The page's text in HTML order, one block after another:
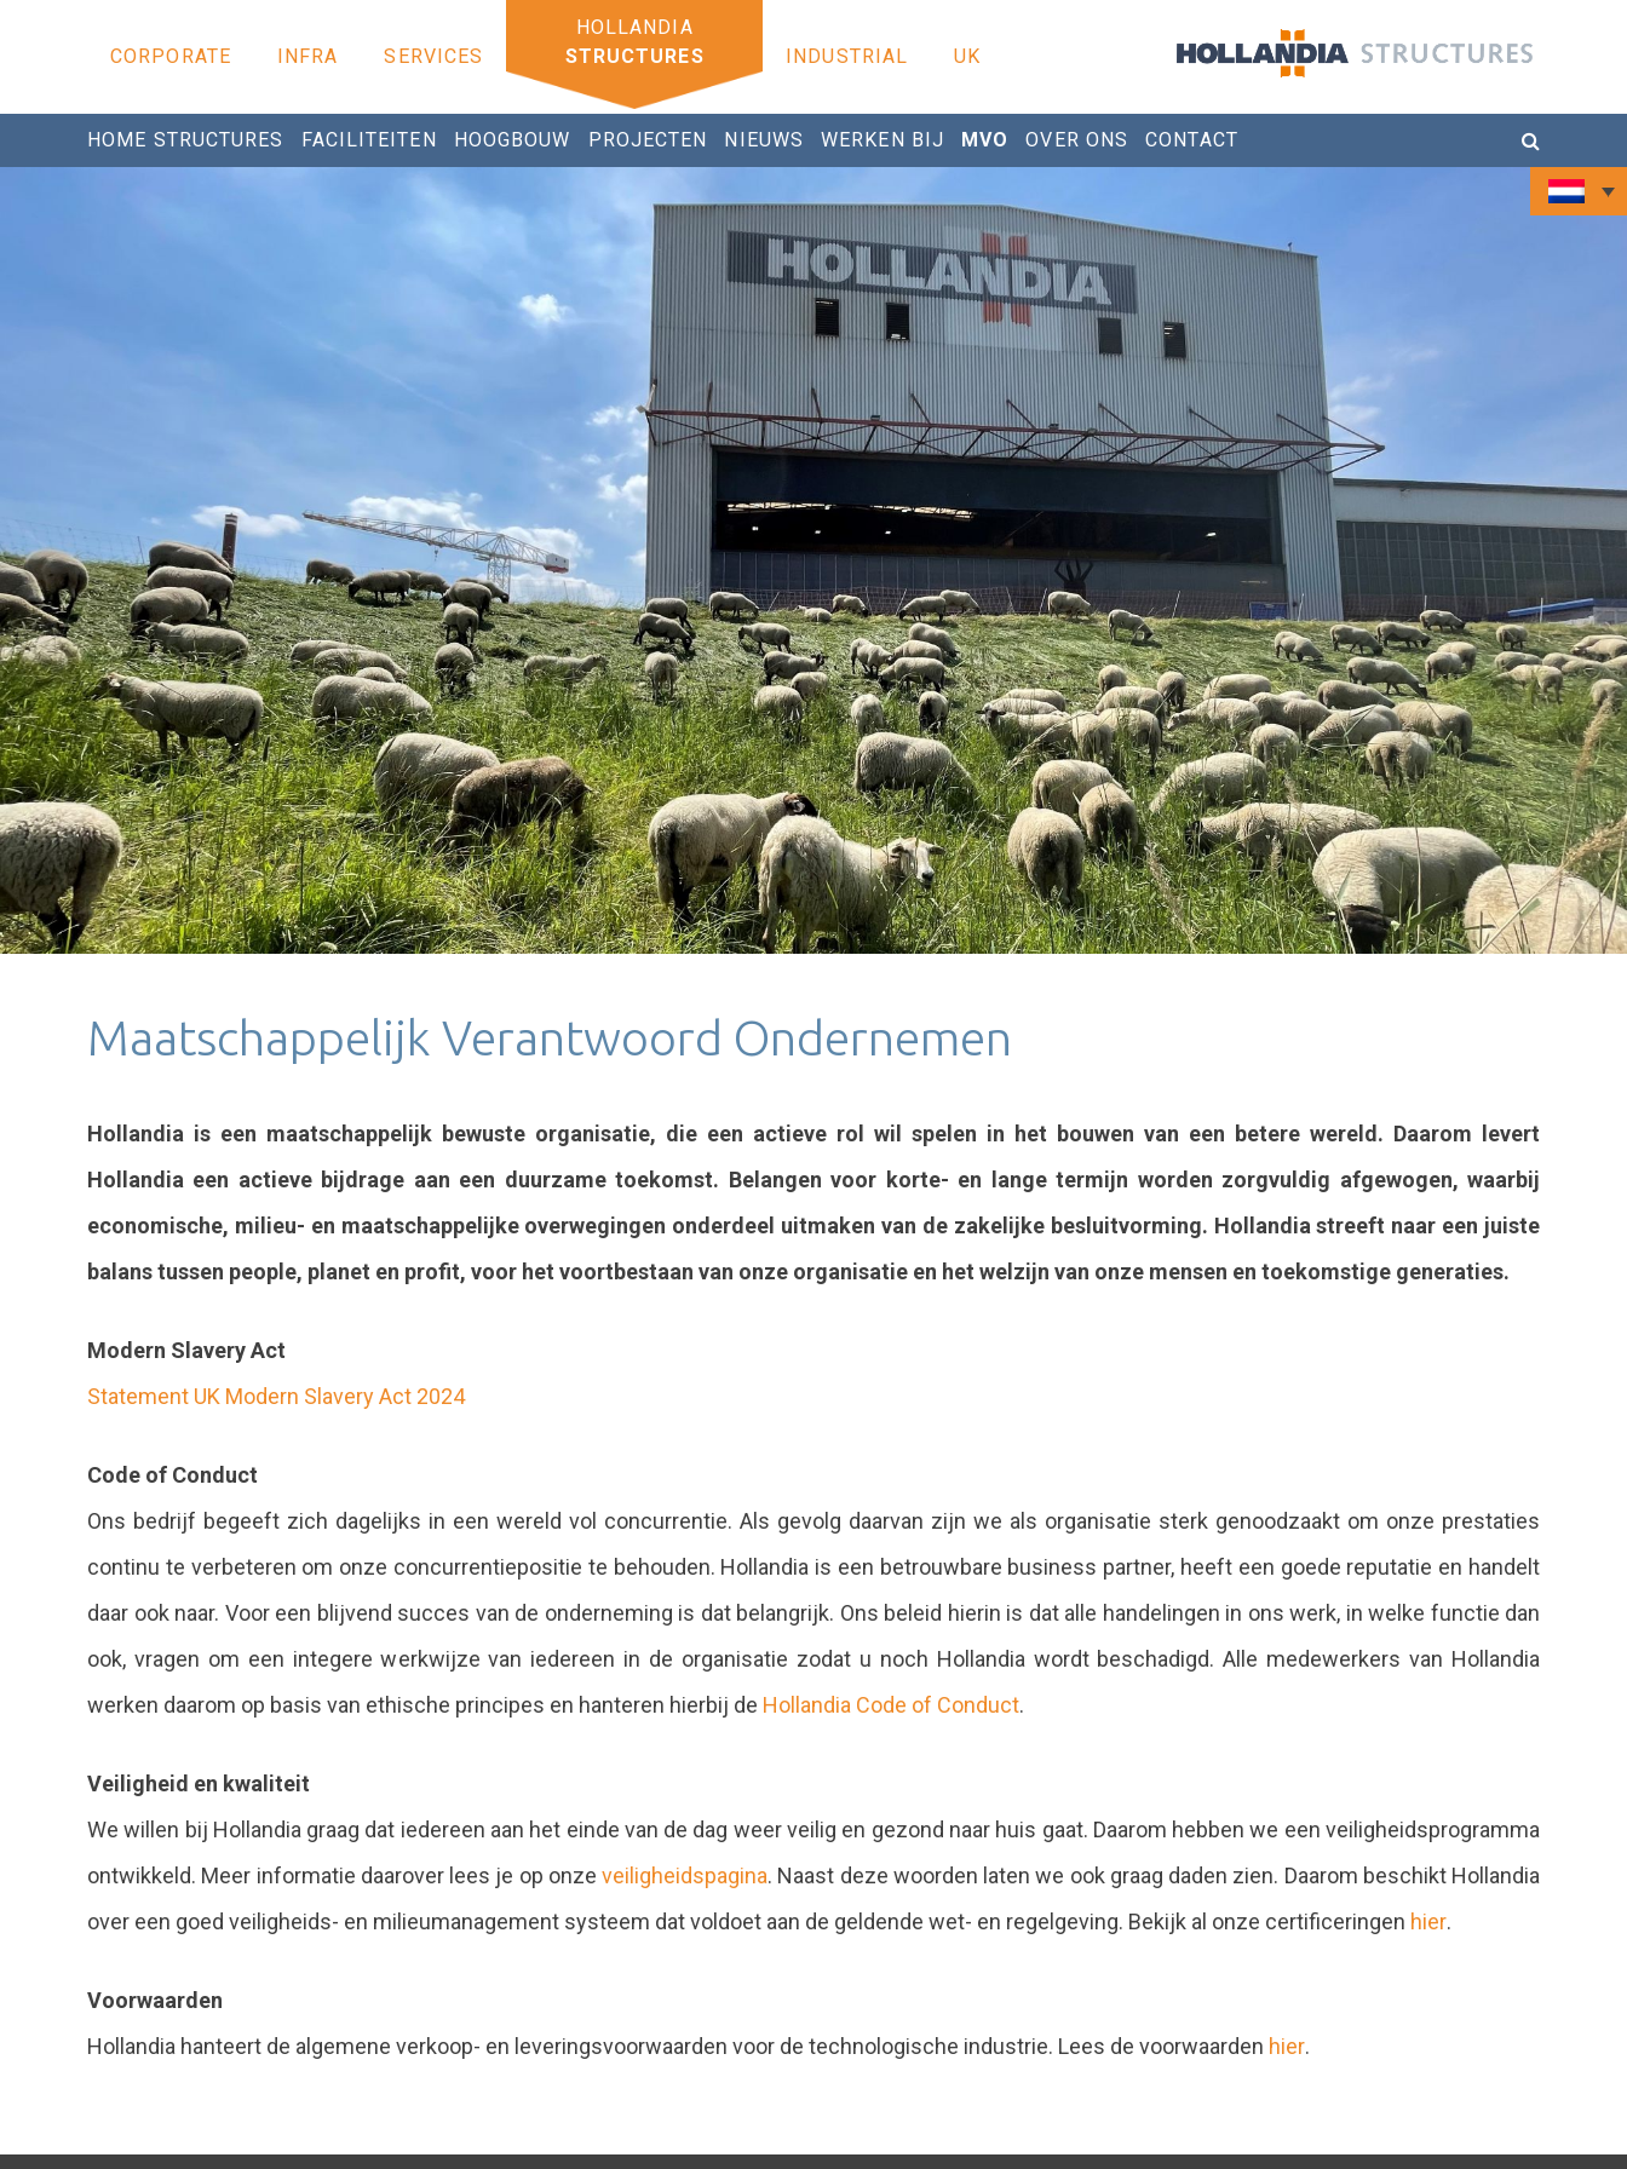
CORPORATE INFRA SERVICES STRUCTURES INDUSTRIAL UK
HOME STRUCTURES FACILITEITEN HOOGBOUW PROJECTEN NIEUWS WERKEN BIJ MVO OVER ONS CONTACT
Maatschappelijk Verantwoord Ondernemen
Hollandia is een maatschappelijk bewuste organisatie, die een actieve rol wil spelen in het bouwen van een betere wereld. Daarom levert
Hollandia een actieve bijdrage aan een duurzame toekomst. Belangen voor korte- en lange termijn worden zorgvuldig afgewogen, waarbij
economische, milieu- en maatschappelijke overwegingen onderdeel uitmaken van de zakelijke besluitvorming. Hollandia streeft naar een juiste
balans tussen people, planet en profit, voor het voortbestaan van onze organisatie en het welzijn van onze mensen en toekomstige generaties.
Modern Slavery Act
Statement UK Modern Slavery Act 2024
Code of Conduct
Ons bedrijf begeeft zich dagelijks in een wereld vol concurrentie. Als gevolg daarvan zijn we als organisatie sterk genoodzaakt om onze prestaties
continu te verbeteren om onze concurrentiepositie te behouden. Hollandia is een betrouwbare business partner, heeft een goede reputatie en handelt
daar ook naar. Voor een blijvend succes van de onderneming is dat belangrijk. Ons beleid hierin is dat alle handelingen in ons werk, in welke functie dan
ook, vragen om een integere werkwijze van iedereen in de organisatie zodat u noch Hollandia wordt beschadigd. Alle medewerkers van Hollandia
werken daarom op basis van ethische principes en hanteren hierbij de Hollandia Code of Conduct.
Veiligheid en kwaliteit
We willen bij Hollandia graag dat iedereen aan het einde van de dag weer veilig en gezond naar huis gaat. Daarom hebben we een veiligheidsprogramma
ontwikkeld. Meer informatie daarover lees je op onze veiligheidspagina. Naast deze woorden laten we ook graag daden zien. Daarom beschikt Hollandia
over een goed veiligheids- en milieumanagement systeem dat voldoet aan de geldende wet- en regelgeving. Bekijk al onze certificeringen hier.
Voorwaarden
Hollandia hanteert de algemene verkoop- en leveringsvoorwaarden voor de technologische industrie. Lees de voorwaarden hier.